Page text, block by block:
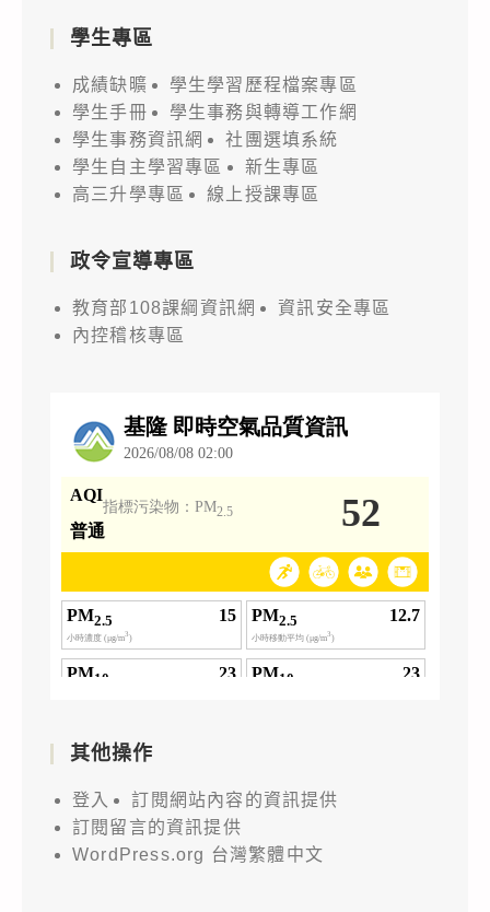
學生專區
成績缺曠
學生學習歷程檔案專區
學生手冊
學生事務與轉導工作網
學生事務資訊網
社團選填系統
學生自主學習專區
新生專區
高三升學專區
線上授課專區
政令宣導專區
教育部108課綱資訊網
資訊安全專區
內控稽核專區
其他操作
登入
訂閱網站內容的資訊提供
訂閱留言的資訊提供
WordPress.org 台灣繁體中文